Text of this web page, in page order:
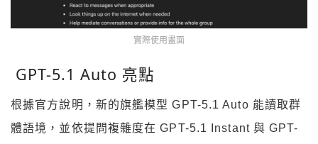
實際使用畫面
GPT-5.1 Auto 亮點
根據官方說明，新的旗艦模型 GPT-5.1 Auto 能讀取群
體語境，並依提問複雜度在 GPT-5.1 Instant 與 GPT-